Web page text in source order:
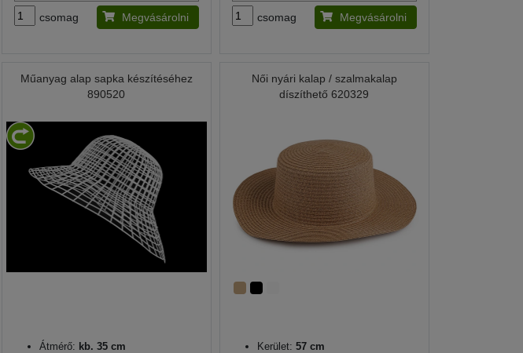
csomag Megvásárolni csomag Megvásárolni
Műanyag alap sapka készítéséhez
890520
Átmérő: kb. 35 cm
Női nyári kalap / szalmakalap
díszíthető 620329
Kerület: 57 cm